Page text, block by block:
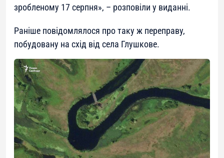
зробленому 17 серпня», – розповіли у виданні.
Раніше повідомлялося про таку ж переправу,
побудовану на схід від села Глушкове.